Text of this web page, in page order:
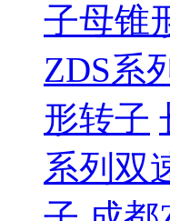
子母锥
ZDS系
形转子
系列双